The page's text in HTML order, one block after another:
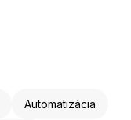
Automatizácia